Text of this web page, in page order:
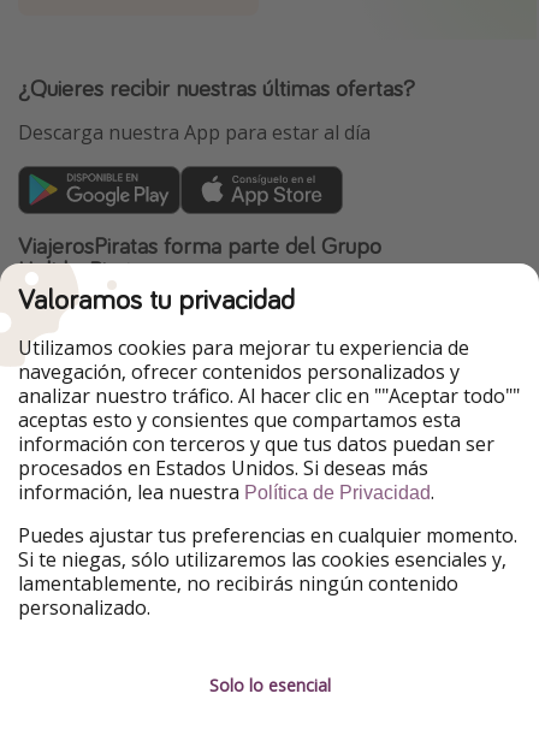
¿Quieres recibir nuestras últimas ofertas?
Descarga nuestra App para estar al día
ViajerosPiratas forma parte del Grupo
HolidayPirates
Nuestros mercados
PiratinViaggio
HolidayPirates
VakantiePiraten
WakacyjniPiraci
VoyagesPirates
Ferienpiraten
Urlaubspiraten
Urlaubspiraten
TravelPirates
Nuestro grupo
HolidayPirates Group
Conócenos mejor
Sobre ViajerosPiratas
Información legal
Valoramos tu privacidad
Utilizamos cookies para mejorar tu experiencia de
navegación, ofrecer contenidos personalizados y
analizar nuestro tráfico. Al hacer clic en ""Aceptar todo""
aceptas esto y consientes que compartamos esta
información con terceros y que tus datos puedan ser
procesados en Estados Unidos. Si deseas más
información, lea nuestra Política de Privacidad.
Puedes ajustar tus preferencias en cualquier momento.
Si te niegas, sólo utilizaremos las cookies esenciales y,
lamentablemente, no recibirás ningún contenido
personalizado.
Solo lo esencial